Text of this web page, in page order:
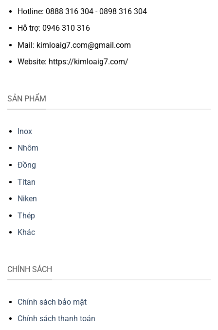
Hotline: 0888 316 304 - 0898 316 304
Hỗ trợ: 0946 310 316
Mail: kimloaig7.com@gmail.com
Website: https://kimloaig7.com/
SẢN PHẨM
Inox
Nhôm
Đồng
Titan
Niken
Thép
Khác
CHÍNH SÁCH
Chính sách bảo mật
Chính sách thanh toán